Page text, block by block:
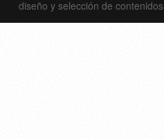
diseño y selección de contenidos